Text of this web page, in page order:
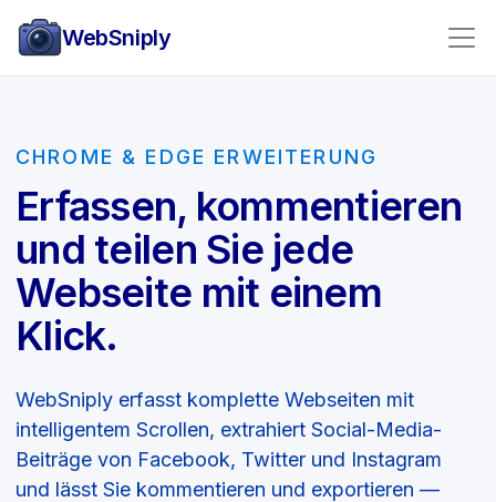
WebSniply
CHROME & EDGE ERWEITERUNG
Erfassen, kommentieren
und teilen Sie jede
Webseite mit einem
Klick.
WebSniply erfasst komplette Webseiten mit
intelligentem Scrollen, extrahiert Social-Media-
Beiträge von Facebook, Twitter und Instagram
und lässt Sie kommentieren und exportieren —